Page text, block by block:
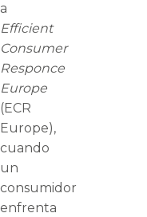
a
Efficient
Consumer
Responce
Europe
(ECR
Europe),
cuando
un
consumidor
enfrenta